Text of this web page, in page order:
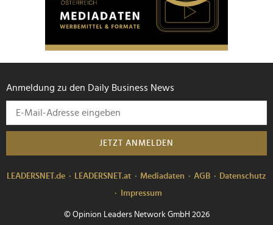
Anmeldung zu den Daily Business News
JETZT ANMELDEN
LEADERSNET.de LEADERSNET.at Mediadaten AGB
Datenschutz
Impressum
© Opinion Leaders Network GmbH 2026